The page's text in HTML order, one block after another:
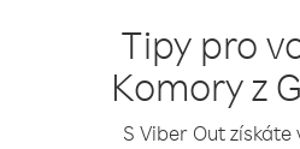
Tipy pro
Komory z
S Viber Out získáte